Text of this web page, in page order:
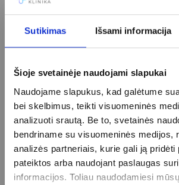
Sutikimas Išsami informacija
Šioje svetainėje naudojami slapukai
Naudojame slapukus, kad galėtume
bei skelbimus, teikti visuomeninės
analizuoti srautą. Be to, svetainės
bendriname su visuomeninės medijos,
analizės partneriais, kurie gali ją pridėti
pateiktos arba naudojant paslaugas
informacijos. Toliau naudodamiesi
Po 30 minučių
kvėpavimo mėginys;
Mėginiai ištiriami
Visa procedūra trunka vos30
nereikalauja nuskausminimo
hospitalizacijos.
Kada
atlikti testą?